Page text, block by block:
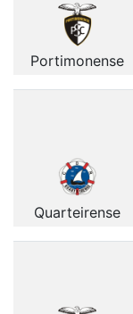
Portimonense
Quarteirense